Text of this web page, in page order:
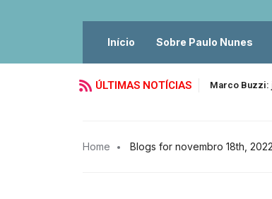
Início Sobre Paulo Nunes
ÚLTIMAS NOTÍCIAS Marco Buzzi:
Home Blogs for novembro 18th, 2022